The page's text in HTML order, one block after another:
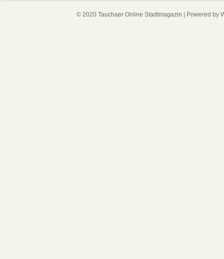
© 2020 Tauchaer Online Stadtmagazin | Powered by